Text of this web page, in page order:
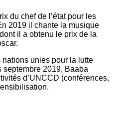
du chef de l’état pour les
2019 il chante la musique
il a obtenu le prix de la
unies pour la lutte
2019, Baaba
d’UNCCD (conférences,